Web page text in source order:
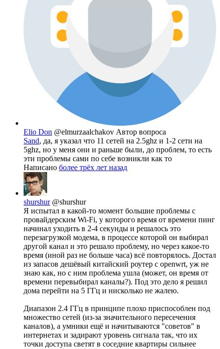
Elio Don @elmurzaalchakov Автор вопроса
Sand, да, я указал что 11 сетей на 2.5ghz и 1-2 сети на
5ghz, но у меня они и раньше были, до проблем, то есть
эти проблемы сами по себе возникли как то
Написано более трёх лет назад
shurshur @shurshur
Я испытал в какой-то момент большие проблемы с
провайдерским Wi-Fi, у которого время от времени пинг
начинал уходить в 2-4 секунды и решалось это
перезагрузкой модема, в процессе которой он выбирал
другой канал и это решало проблему, но через какое-то
время (иной раз не больше часа) всё повторялось. Достал
из запасов дешёвый китайский роутер с openwrt, уж не
знаю как, но с ним проблема ушла (может, он время от
времени перевыбирал каналы?). Под это дело я решил
дома перейти на 5 ГГц и нисколько не жалею.
Диапазон 2.4 ГГц в принципе плохо приспособлен под
множество сетей (из-за значительного пересечения
каналов), а умники ещё и начитываются "советов" в
интернетах и задирают уровень сигнала так, что их
точки доступа светят в соседние квартиры сильнее